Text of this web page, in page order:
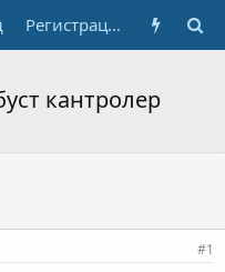
Регистрация
кантролер
#1